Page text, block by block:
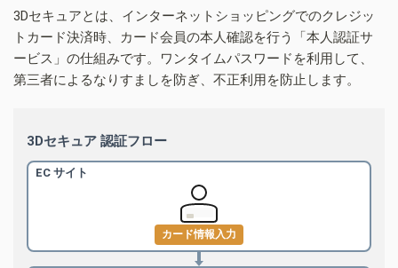
3Dセキュアとは、インターネットショッピングでのクレジッ
トカード決済時、カード会員の本人確認を行う「本人認証サ
ービス」の仕組みです。ワンタイムパスワードを利用して、
第三者によるなりすましを防ぎ、不正利用を防止します。
3Dセキュア 認証フロー
EC サイト
カード情報入力